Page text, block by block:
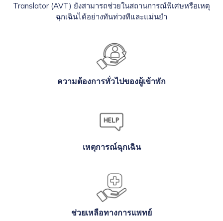
Translator (AVT) ยังสามารถช่วยในสถานการณ์พิเศษหรือเหตุ
ฉุกเฉินได้อย่างทันท่วงทีและแม่นยำ
ความต้องการทั่วไปของผู้เข้าพัก
เหตุการณ์ฉุกเฉิน
ช่วยเหลือทางการแพทย์